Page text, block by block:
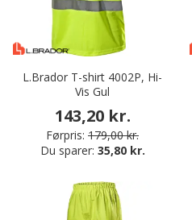
L.Brador T-shirt 4002P, Hi-
Vis Gul
143,20 kr.
Førpris: 179,00 kr.
Du sparer: 35,80 kr.